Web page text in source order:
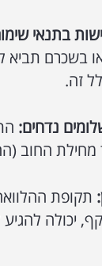
בתנאי
בשכרם
זה.
נדחים:
מחילת החוב
תקופת
יכולה